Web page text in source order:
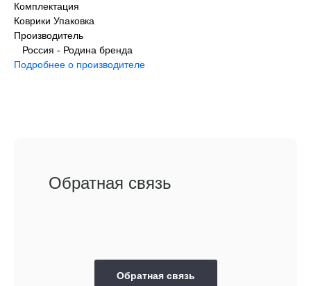
Комплектация
Коврики Упаковка
Производитель
Россия - Родина бренда
Подробнее о производителе
Обратная связь
Обратная связь